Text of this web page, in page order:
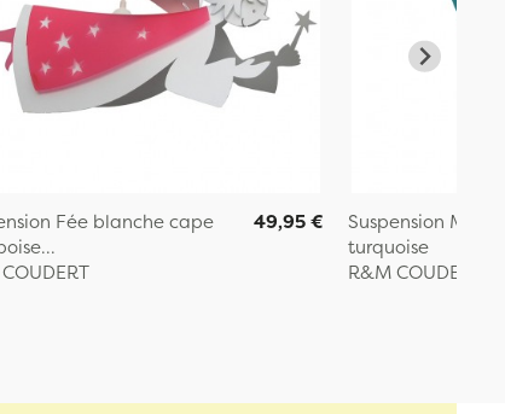
Fée blanche cape
49,95 €
Suspension
turquoise
R&M COUDERT